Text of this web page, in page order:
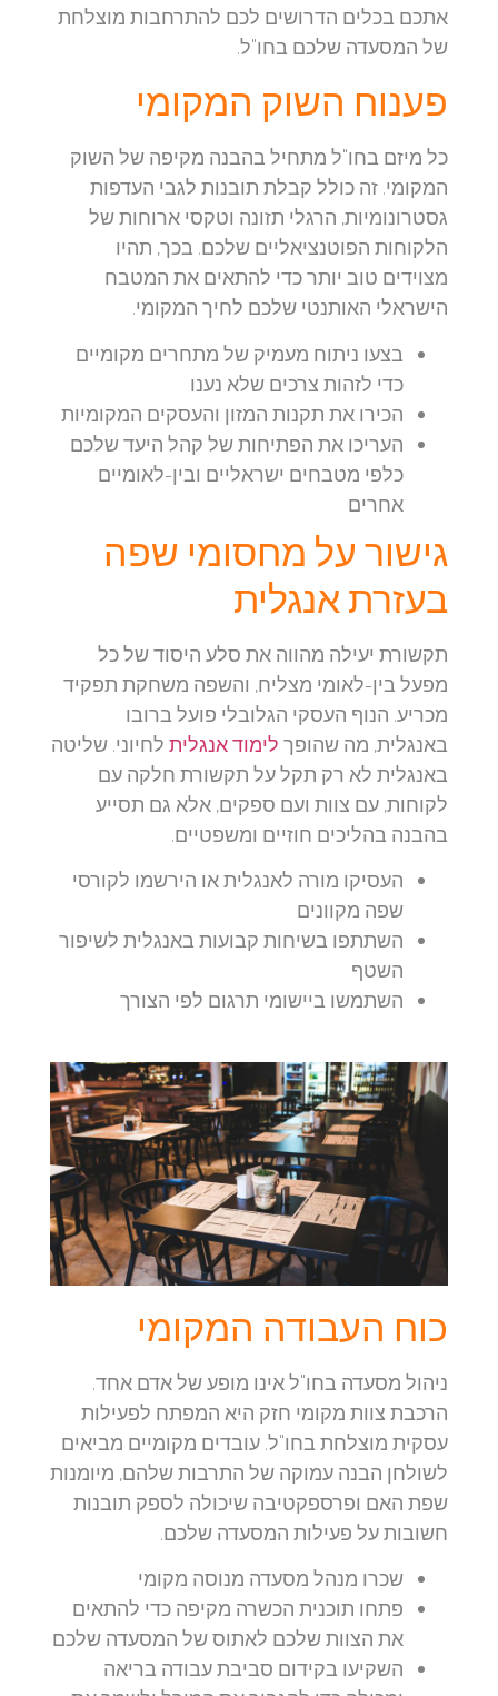
אתכם בכלים הדרושים לכם להתרחבות מוצלחת
של המסעדה שלכם בחו"ל.
פענוח השוק המקומי
כל מיזם בחו"ל מתחיל בהבנה מקיפה של השוק
המקומי. זה כולל קבלת תובנות לגבי העדפות
גסטרונומיות, הרגלי תזונה וטקסי ארוחות של
הלקוחות הפוטנציאליים שלכם. בכך, תהיו
מצוידים טוב יותר כדי להתאים את המטבח
הישראלי האותנטי שלכם לחיך המקומי.
בצעו ניתוח מעמיק של מתחרים מקומיים
כדי לזהות צרכים שלא נענו
הכירו את תקנות המזון והעסקים המקומיות
העריכו את הפתיחות של קהל היעד שלכם
כלפי מטבחים ישראליים ובין-לאומיים
אחרים
גישור על מחסומי שפה
בעזרת אנגלית
תקשורת יעילה מהווה את סלע היסוד של כל
מפעל בין-לאומי מצליח, והשפה משחקת תפקיד
מכריע. הנוף העסקי הגלובלי פועל ברובו
באנגלית, מה שהופךלימוד אנגליתלחיוני. שליטה
באנגלית לא רק תקל על תקשורת חלקה עם
לקוחות, עם צוות ועם ספקים, אלא גם תסייע
בהבנה בהליכים חוזיים ומשפטיים.
העסיקו מורה לאנגלית או הירשמו לקורסי
שפה מקוונים
השתתפו בשיחות קבועות באנגלית לשיפור
השטף
השתמשו ביישומי תרגום לפי הצורך
כוח העבודה המקומי
ניהול מסעדה בחו"ל אינו מופע של אדם אחד.
הרכבת צוות מקומי חזק היא המפתח לפעילות
עסקית מוצלחת בחו"ל. עובדים מקומיים מביאים
לשולחן הבנה עמוקה של התרבות שלהם, מיומנות
שפת האם ופרספקטיבה שיכולה לספק תובנות
חשובות על פעילות המסעדה שלכם.
שכרו מנהל מסעדה מנוסה מקומי
פתחו תוכנית הכשרה מקיפה כדי להתאים
את הצוות שלכם לאתוס של המסעדה שלכם
השקיעו בקידום סביבת עבודה בריאה